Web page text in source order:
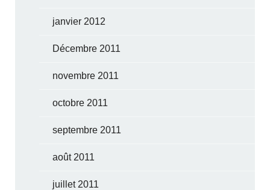
janvier 2012
Décembre 2011
novembre 2011
octobre 2011
septembre 2011
août 2011
juillet 2011